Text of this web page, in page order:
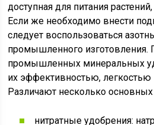
доступная для питания
Если же необходимо внести
следует воспользоваться
промышленного изготовления.
промышленных минеральных
их эффективностью, легкостью
Различают несколько основных
нитратные удобрения: